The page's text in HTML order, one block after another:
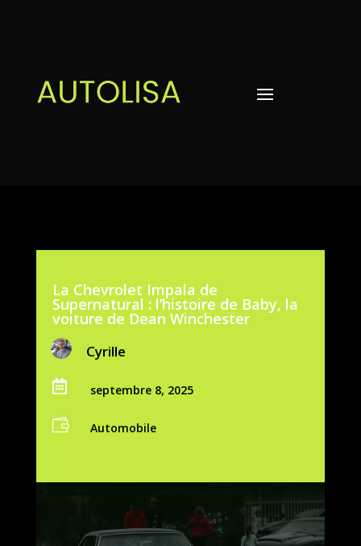
La Chevrolet Impala de
Supernatural : l’histoire de Baby, la
voiture de Dean Winchester
Cyrille
 septembre 8, 2025
 Automobile